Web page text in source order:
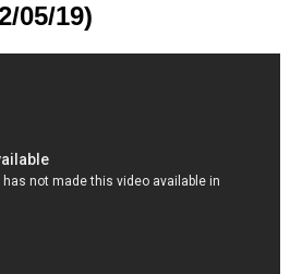
05/19)